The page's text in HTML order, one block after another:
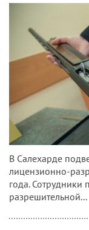
В Салехарде
лицензионно-
года.
разрешительной...